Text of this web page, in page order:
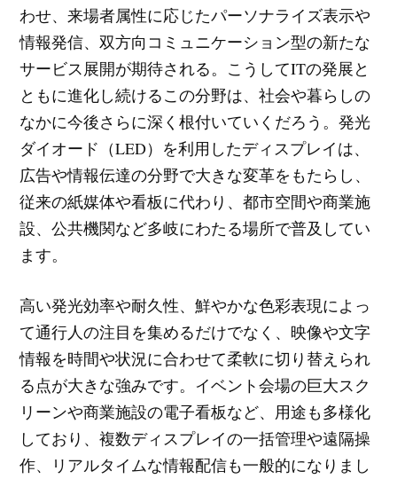
わせ、来場者属性に応じたパーソナライズ表示や
情報発信、双方向コミュニケーション型の新たな
サービス展開が期待される。こうしてITの発展と
ともに進化し続けるこの分野は、社会や暮らしの
なかに今後さらに深く根付いていくだろう。発光
ダイオード（LED）を利用したディスプレイは、
広告や情報伝達の分野で大きな変革をもたらし、
従来の紙媒体や看板に代わり、都市空間や商業施
設、公共機関など多岐にわたる場所で普及してい
ます。
高い発光効率や耐久性、鮮やかな色彩表現によっ
て通行人の注目を集めるだけでなく、映像や文字
情報を時間や状況に合わせて柔軟に切り替えられ
る点が大きな強みです。イベント会場の巨大スク
リーンや商業施設の電子看板など、用途も多様化
しており、複数ディスプレイの一括管理や遠隔操
作、リアルタイムな情報配信も一般的になりまし